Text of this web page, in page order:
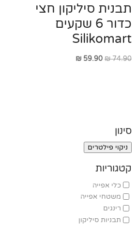
תבנית סיליקון חצי
כדור 6 שקעים
Silikomart
₪74.90
המחיר ₪59.90
סינון
ניקוי פילטרים
קטגוריות
כלי אפייה
משטחי אפייה
רינגים
תבניות סיליקון